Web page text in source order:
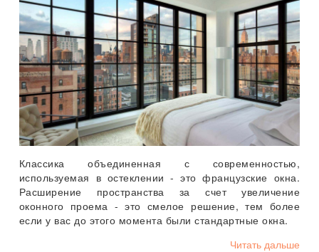
Классика объединенная с современностью,
используемая в остеклении - это французские окна.
Расширение пространства за счет увеличение
оконного проема - это смелое решение, тем более
если у вас до этого момента были стандартные окна.
Читать дальше